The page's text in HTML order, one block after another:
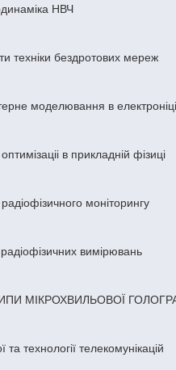
НВЧ
техніки бездротових мереж
моделювання в електроніці
в прикладнiй фiзицi
монiторингу
вимірювань
МІКРОХВИЛЬОВОЇ
технології телекомунікацій